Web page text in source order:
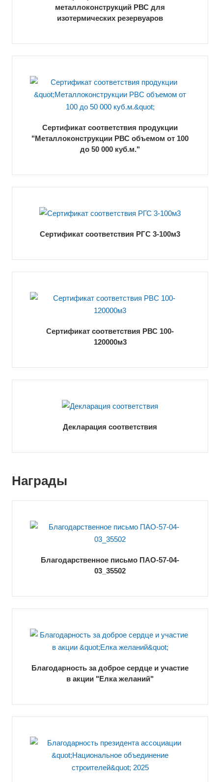
металлоконструкций РВС для
изотермических резервуаров
Сертификат соответствия продукции
"Металлоконструкции РВС объемом от 100
до 50 000 куб.м."
Сертификат соответствия РГС 3-100м3
Сертификат соответствия РВС 100-
120000м3
Декларация соответствия
Награды
Благодарственное письмо ПАО-57-04-
03_35502
Благодарность за доброе сердце и участие
в акции "Елка желаний"